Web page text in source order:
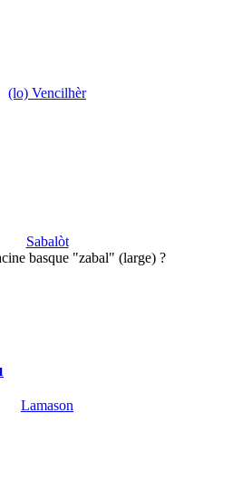
(lo) Vencilhèr
Sabalòt
basque "zabal" (large) ?
Lamason